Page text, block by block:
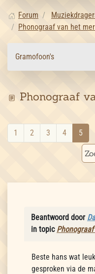
Forum
Phonograaf van het
Gramofoon's
Phonograaf
1 2 3 4 5
Beantwoord door
in topic
Beste hans wat
gesproken via de